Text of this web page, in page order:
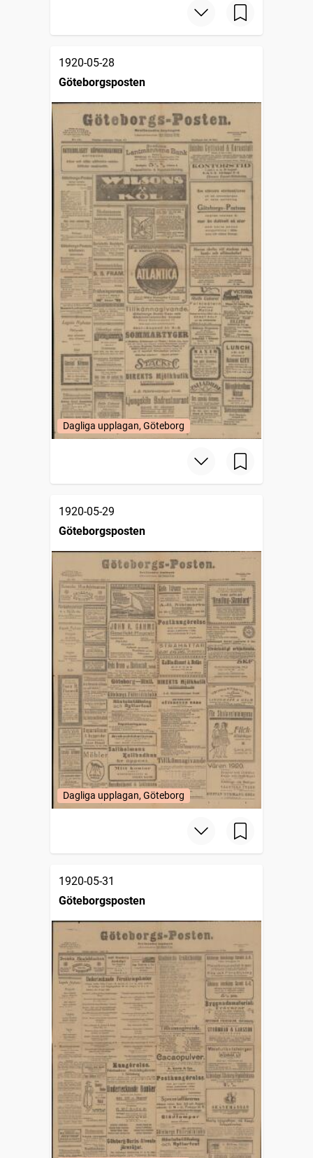
1920-05-28
Göteborgsposten
Dagliga upplagan, Göteborg
1920-05-29
Göteborgsposten
Dagliga upplagan, Göteborg
1920-05-31
Göteborgsposten